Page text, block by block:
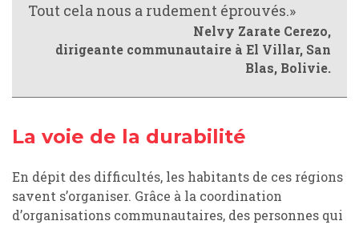
Tout cela nous a rudement éprouvés.»
Nelvy Zarate Cerezo,
dirigeante communautaire à El Villar, San
Blas, Bolivie.
La voie de la durabilité
En dépit des difficultés, les habitants de ces régions
savent s’organiser. Grâce à la coordination
d’organisations communautaires, des personnes qui